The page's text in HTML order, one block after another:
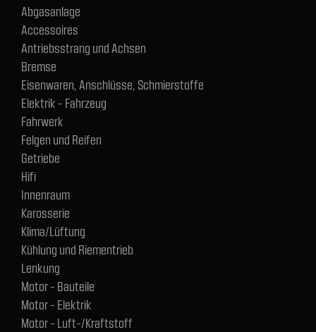
Abgasanlage
Accessoires
Antriebsstrang und Achsen
Bremse
Eisenwaren, Anschlüsse, Schmierstoffe
Elektrik - Fahrzeug
Fahrwerk
Felgen und Reifen
Getriebe
Hifi
Innenraum
Karosserie
Klima/Lüftung
Kühlung und Riementrieb
Lenkung
Motor - Bauteile
Motor - Elektrik
Motor - Luft-/Kraftstoff